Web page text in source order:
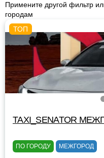
Примените другой фильтр
городам
TAXI_SENATOR
ПО ГОРОДУ МЕЖГОРОД